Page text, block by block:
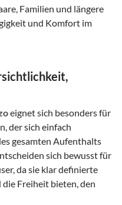
Familien und längere
und Komfort im
eignet sich besonders für
der sich einfach
gesamten Aufenthalts
sich bewusst für
da sie klar definierte
Freiheit bieten, den